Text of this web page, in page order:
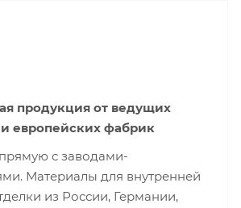
продукция от ведущих
европейских фабрик
с заводами-
Материалы для внутренней
из России, Германии,